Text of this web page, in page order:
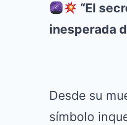
“El
inesperada
Desde su
símbolo